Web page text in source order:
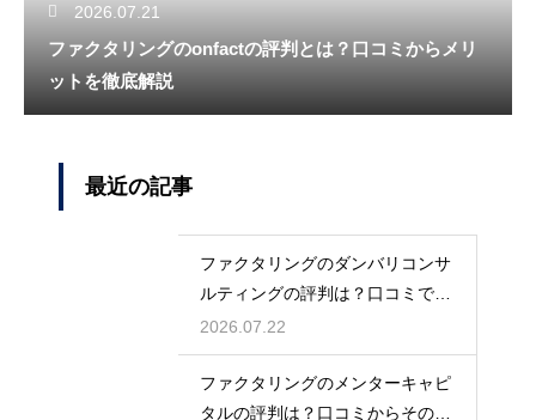
2026.07.21
ファクタリングのonfactの評判とは？口コミからメリ
ットを徹底解説
最近の記事
ファクタリングのダンバリコンサ
ルティングの評判は？口コミで実
態を解説
2026.07.22
ファクタリングのメンターキャピ
タルの評判は？口コミからその実